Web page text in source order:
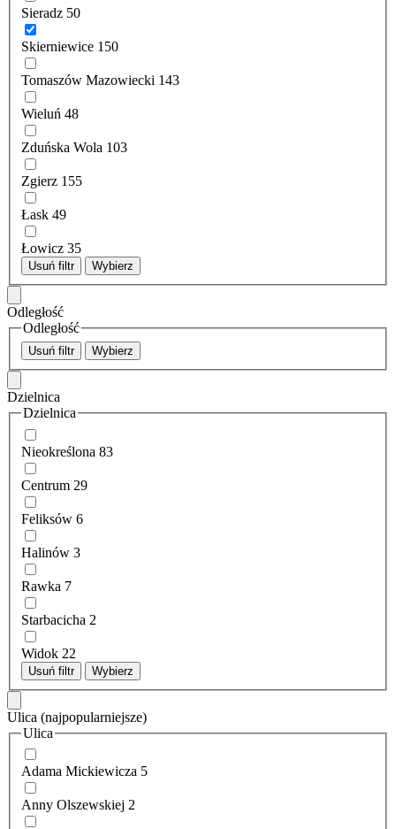
Sieradz 50
Skierniewice 150
Tomaszów Mazowiecki 143
Wieluń 48
Zduńska Wola 103
Zgierz 155
Łask 49
Łowicz 35
Usuń filtr Wybierz
Odległość
Odległość
Usuń filtr Wybierz
Dzielnica
Dzielnica
Nieokreślona 83
Centrum 29
Feliksów 6
Halinów 3
Rawka 7
Starbacicha 2
Widok 22
Usuń filtr Wybierz
Ulica (najpopularniejsze)
Ulica
Adama Mickiewicza 5
Anny Olszewskiej 2